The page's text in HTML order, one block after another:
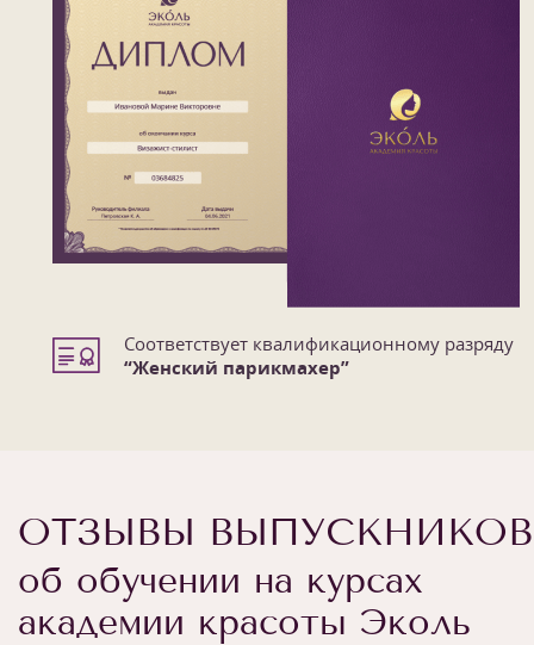
Соответствует квалификационному разряду
“Женский парикмахер”
ОТЗЫВЫ ВЫПУСКНИКОВ
об обучении на курсах
академии красоты Эколь